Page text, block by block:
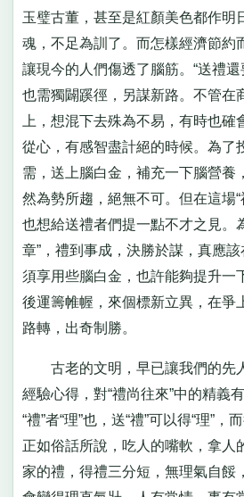
玉璧古董，甚至是紅顏美色都作明
魂，不足為訓了。而怎樣經濟節約
讓現今的人們傷透了腦筋。“送禮
也需獨闢蹊徑，另謀新路。不管在
上，想混下去殊為不易，有時也確
從心，有感智盡計絕的時候。為了
需，送上腦白金，補充一下腦營養
然為勢所趨，絕無不可。但在這場
也想給送禮者們提一點不才之見。
章”，禮到事成，決勝於謀，真應
須享用些腦白金，也許能夠提升一
後運籌帷幄，來個標新立異，在爭
路轉，出奇制勝。
古老的文明，早已讓我們的先
經驗心得，對“禮尚往來”中的精義
“禮”者“理”也，送“禮”可以得“理”，而
正如俗話所說，吃人的嘴軟，拿人
家的禮，得禮三分短，無理氣自餒